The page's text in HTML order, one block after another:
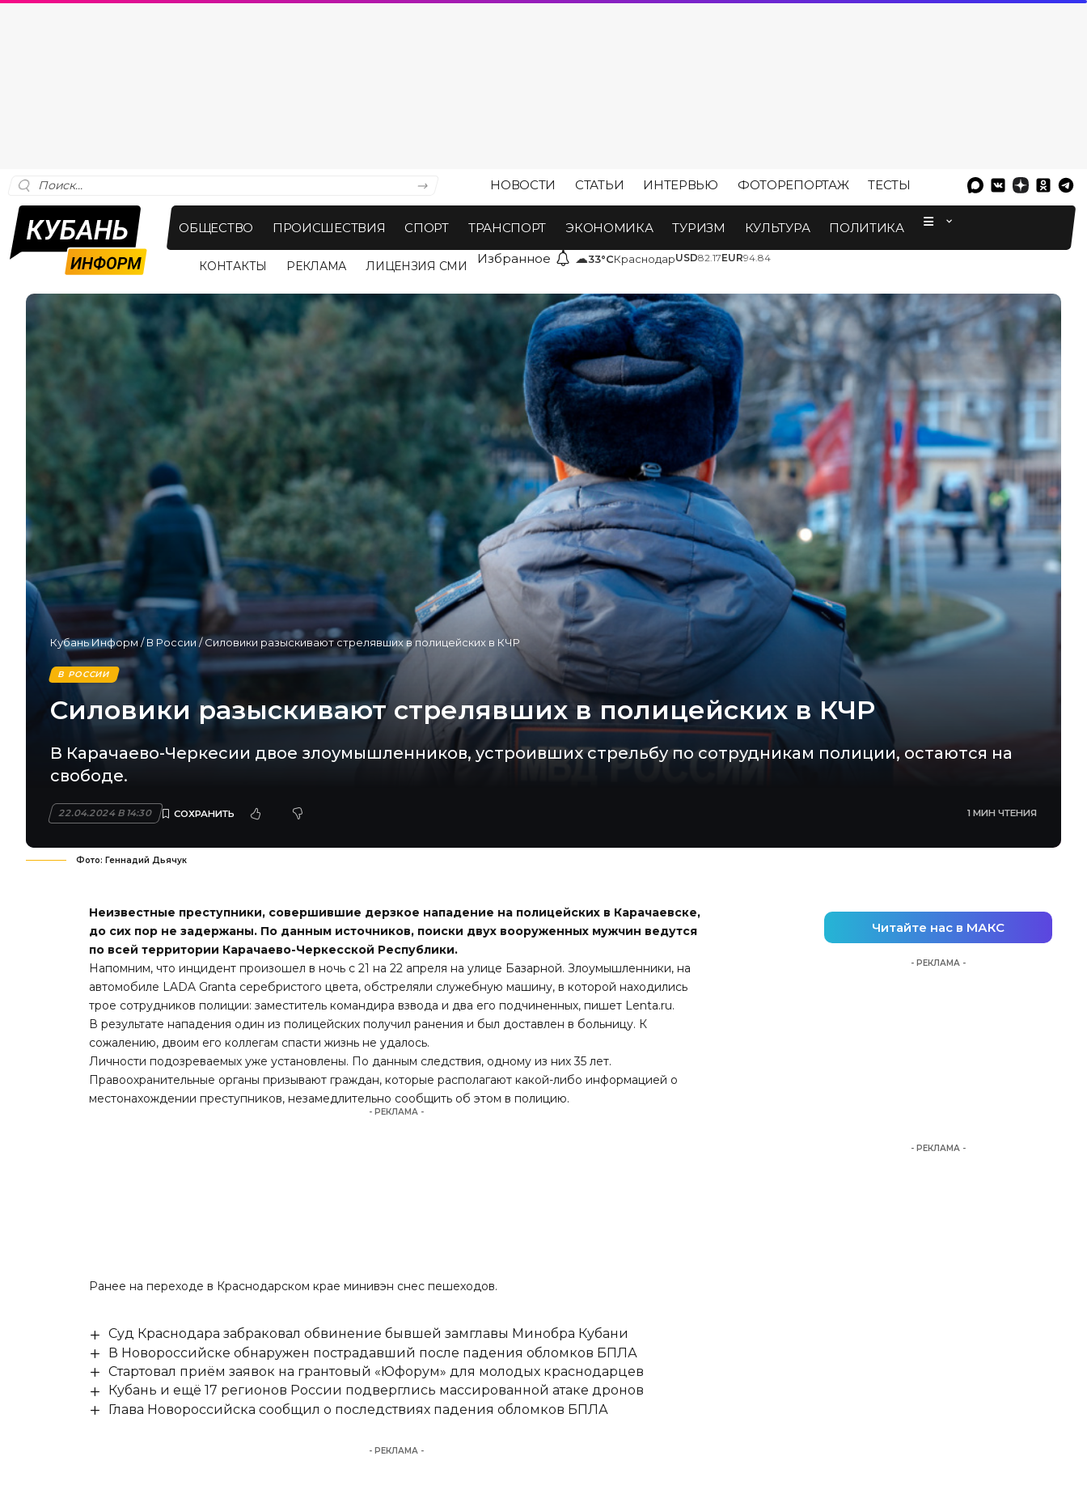
НОВОСТИ СТАТЬИ ИНТЕРВЬЮ ФОТОРЕПОРТАЖ ТЕСТЫ
ОБЩЕСТВО ПРОИСШЕСТВИЯ СПОРТ ТРАНСПОРТ ЭКОНОМИКА ТУРИЗМ КУЛЬТУРА ПОЛИТИКА
КОНТАКТЫ РЕКЛАМА ЛИЦЕНЗИЯ СМИ Избранное ☁33°CКраснодарUSD82.17EUR94.84
Кубань Информ/В России /Силовики разыскивают стрелявших в полицейских в КЧР
В РОССИИ
Силовики разыскивают стрелявших в полицейских в КЧР
В Карачаево-Черкесии двое злоумышленников, устроивших стрельбу по сотрудникам полиции, остаются на
свободе.
22.04.2024 В 14:30 1 МИН ЧТЕНИЯ
Фото: Геннадий Дьячук
Неизвестные преступники, совершившие дерзкое нападение на полицейских в Карачаевске,
до сих пор не задержаны. По данным источников, поиски двух вооруженных мужчин ведутся
по всей территории Карачаево-Черкесской Республики.
Напомним, что инцидент произошел в ночь с 21 на 22 апреля на улице Базарной. Злоумышленники, на
автомобиле LADA Granta серебристого цвета, обстреляли служебную машину, в которой находились
трое сотрудников полиции: заместитель командира взвода и два его подчиненных, пишет Lenta.ru.
В результате нападения один из полицейских получил ранения и был доставлен в больницу. К
сожалению, двоим его коллегам спасти жизнь не удалось.
Личности подозреваемых уже установлены. По данным следствия, одному из них 35 лет.
Правоохранительные органы призывают граждан, которые располагают какой-либо информацией о
местонахождении преступников, незамедлительно сообщить об этом в полицию.
- РЕКЛАМА -
Ранее на переходе в Краснодарском крае минивэн снес пешеходов.
Суд Краснодара забраковал обвинение бывшей замглавы Минобра Кубани
В Новороссийске обнаружен пострадавший после падения обломков БПЛА
Стартовал приём заявок на грантовый «Юфорум» для молодых краснодарцев
Кубань и ещё 17 регионов России подверглись массированной атаке дронов
Глава Новороссийска сообщил о последствиях падения обломков БПЛА
- РЕКЛАМА -
Читайте нас в МАКС
- РЕКЛАМА -
- РЕКЛАМА -